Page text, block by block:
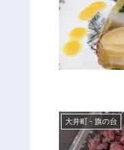
大井町 - 旗の台